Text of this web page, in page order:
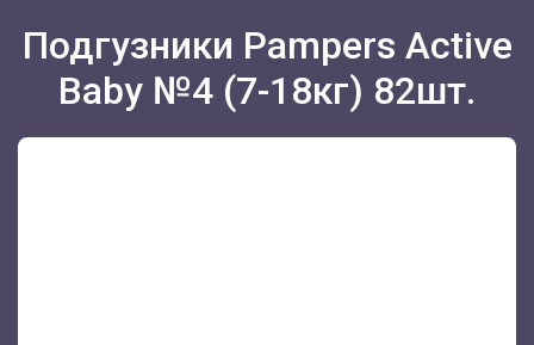
Подгузники Pampers Active
Baby №4 (7-18кг) 82шт.